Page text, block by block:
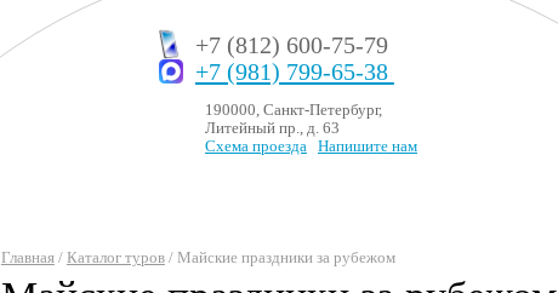
+7 (812) 600-75-79
+7 (981) 799-65-38
190000, Санкт-Петербург,
Литейный пр., д. 63
Схема проезда
Напишите нам
Главная/ Каталог туров/ Майские праздники за рубежом